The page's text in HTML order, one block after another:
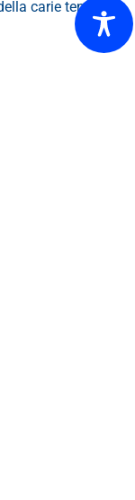
carie tendono